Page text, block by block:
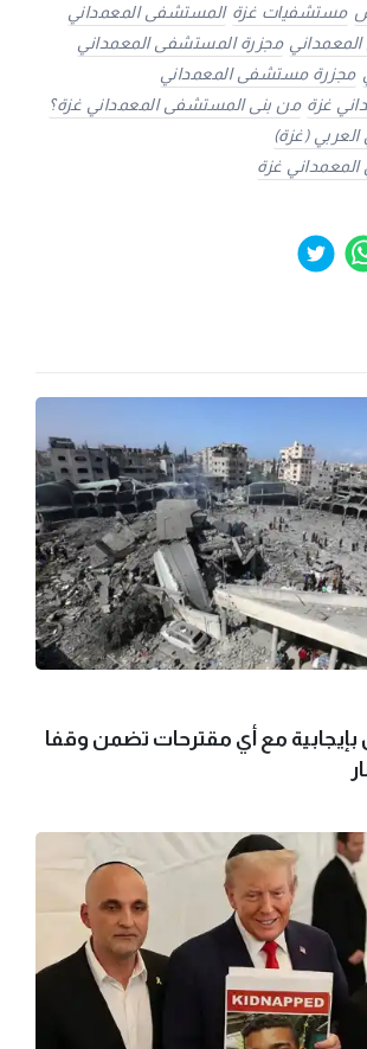
مستشفيات غزة المستشفى المعمداني
مجزرة المستشفى المعمداني
مجزرة مستشفى المعمداني
غزة من بنى المستشفى المعمداني غزة؟
(غزة)
غزة
مع أي مقترحات تضمن وقفا